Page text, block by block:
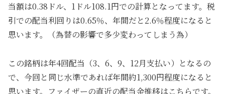
当額は0.38ドル、1ドル108.1円での計算となってます。税
引での配当利回りは0.65％、年間だと2.6％程度になると
思います。（為替の影響で多少変わってしまう為）
この銘柄は年4回配当（3、6、9、12月支払い）となるの
で、今回と同じ水準であれば年間約1,300円程度になると
思います。ファイザーの直近の配当金推移はこちらです。